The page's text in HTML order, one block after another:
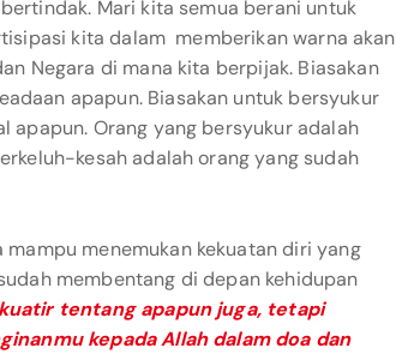
Mari kita semua berani untuk
kita dalam memberikan warna akan
Negara di mana kita berpijak. Biasakan
apapun. Biasakan untuk bersyukur
apapun. Orang yang bersyukur adalah
kesah adalah orang yang sudah
menemukan kekuatan diri yang
membentang di depan kehidupan
tentang apapun juga, tetapi
kepada Allah dalam doa dan